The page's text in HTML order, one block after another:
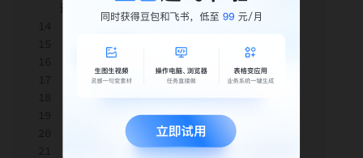
适的值
        [fieldId]: {
          [recordId]: [fileToken],
        },
      },